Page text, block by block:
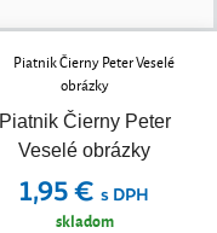
Piatnik Čierny Peter
Veselé obrázky
1,95 € s DPH
skladom